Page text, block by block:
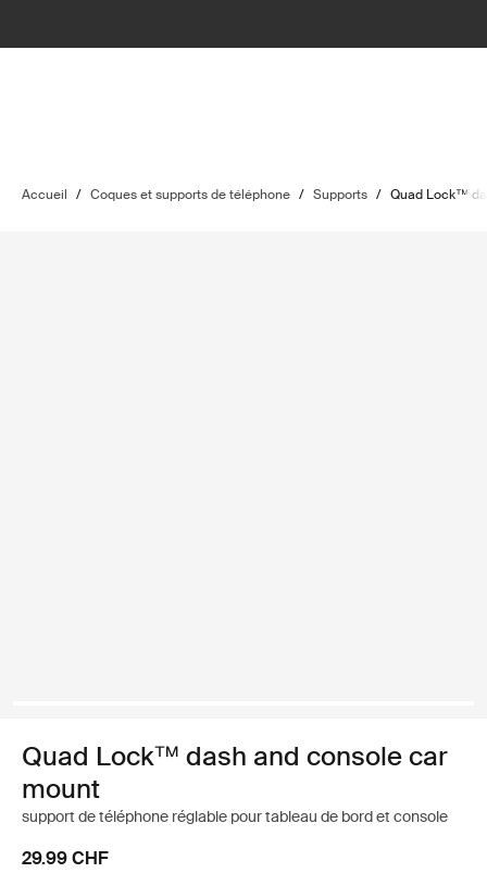
Accueil / Coques et supports de téléphone / Supports / Quad Lock™
Quad Lock™ dash and console car
mount
support de téléphone réglable pour tableau de bord et console
29.99 CHF